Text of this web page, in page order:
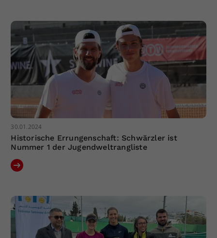
30.01.2024
Historische Errungenschaft: Schwärzler ist
Nummer 1 der Jugendweltrangliste